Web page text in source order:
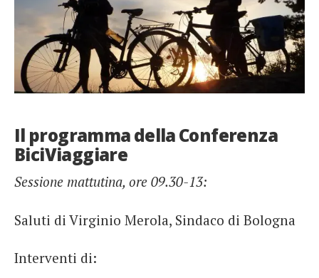
Il programma della Conferenza
BiciViaggiare
Sessione mattutina, ore 09.30-13:
Saluti di Virginio Merola, Sindaco di Bologna
Interventi di: